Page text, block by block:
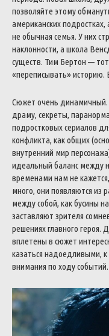
позволяйте этому
американских
не обычная семья. У них
наклонности, а школа
существ. Тим Бертон —
«переписывать» историю.
Сюжет очень динамичный.
драму, секреты,
подростковых сериалов
конфликта, как общих
внутренний мир
идеальный баланс между
временами нам не
много, они появляются из
между собой, как бусины
заставляют зрителя
решениях главного героя.
вплетены в сюжет
казаться надоедливыми,
внимания по ходу событий.